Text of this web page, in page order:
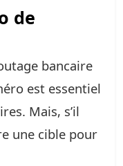
de
bancaire
est essentiel
Mais, s’il
une cible pour